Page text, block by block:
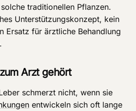
traditionellen Pflanzen.
Unterstützungskonzept, kein
Ersatz für ärztliche Behandlung
Arzt gehört
schmerzt nicht, wenn sie
entwickeln sich oft lange